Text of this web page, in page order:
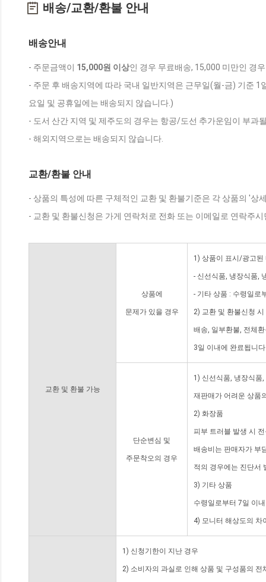
배송/교환/환불 안내
배송안내
- 주문금액이 15,000원 이상인 경우 무료배송, 15,000 미만인 경
- 주문 후 배송지역에 따라 국내 일반지역은 근무일(월-금) 기준
요일 및 공휴일에는 배송되지 않습니다.)
- 도서 산간 지역 및 제주도의 경우는 항공/도선 추가운임이 부과
- 해외지역으로는 배송되지 않습니다.
교환/환불 안내
- 상품의 특성에 따른 구체적인 교환 및 환불기준은 각 상품의 '상
- 교환 및 환불신청은 가게 연락처로 전화 또는 이메일로 연락주
교환 및 환불 가능
상품에
문제가 있을 경우
1) 상품이 표시/광고된
- 신선식품, 냉장식품,
- 기타 상품 : 수령일로
2) 교환 및 환불신청
배송, 일부환불, 전체
3일 이내에 완료됩니
단순변심 및
주문착오의 경우
1) 신선식품, 냉장식품
재판매가 어려운 상품
2) 화장품
피부 트러블 발생 시
배송비는 판매자가 부
적의 경우에는 진단서
3) 기타 상품
수령일로부터 7일 이
4) 모니터 해상도의 차
1) 신청기한이 지난 경우
2) 소비자의 과실로 인해 상품 및 구성품의